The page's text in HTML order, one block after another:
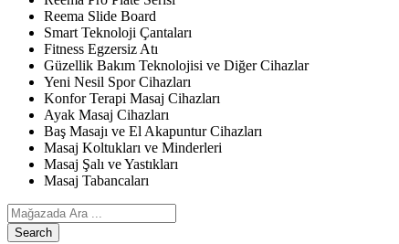
Reema Slide Board
Smart Teknoloji Çantaları
Fitness Egzersiz Atı
Güzellik Bakım Teknolojisi ve Diğer Cihazlar
Yeni Nesil Spor Cihazları
Konfor Terapi Masaj Cihazları
Ayak Masaj Cihazları
Baş Masajı ve El Akapuntur Cihazları
Masaj Koltukları ve Minderleri
Masaj Şalı ve Yastıkları
Masaj Tabancaları
Search